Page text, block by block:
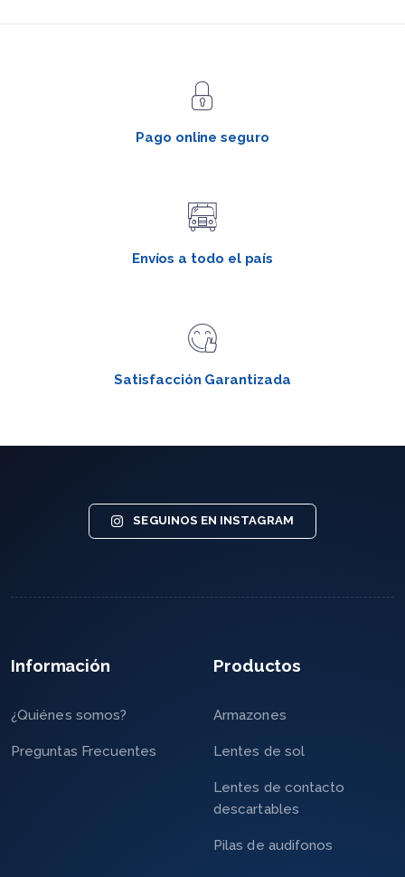
Pago online seguro
Envíos a todo el país
Satisfacción Garantizada
SEGUINOS EN INSTAGRAM
Información
¿Quiénes somos?
Preguntas Frecuentes
Productos
Armazones
Lentes de sol
Lentes de contacto
descartables
Pilas de audifonos